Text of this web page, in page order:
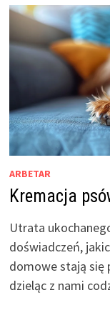
ARBETAR
Kremacja
Utrata
doświadczeń,
domowe stają się
dzieląc z nami